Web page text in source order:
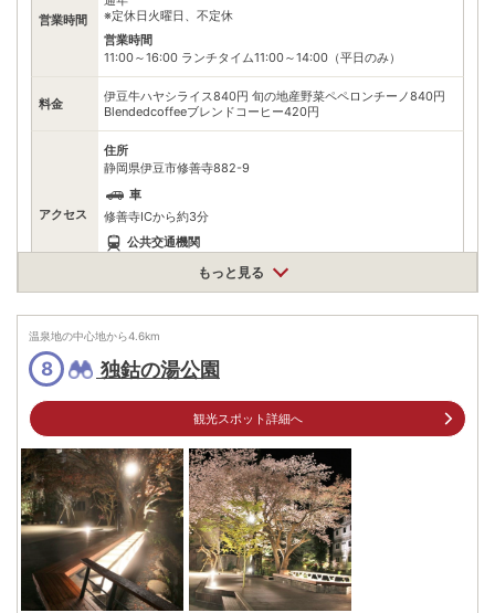
営業時間
※定休日火曜日、不定休
営業時間
11:00～16:00 ランチタイム11:00～14:00（平日のみ）
料金
伊豆牛ハヤシライス840円 旬の地産野菜ペペロンチーノ840円
Blendedcoffeeブレンドコーヒー420円
アクセス
住所
静岡県伊豆市修善寺882-9
車
修善寺ICから約3分
公共交通機関
伊豆箱根鉄道駿豆線修善寺駅より伊豆箱根バス修善寺温泉行きで
終点「修善寺温泉」バス停下車、徒歩約5分
駐車場 無料
電話番号 0558722500
問合せください。
※ 料金情報は税込・税抜表記が混ざっております。正しい金額はご利用前にご
自身でお問合せください。
もっと見る
温泉地の中心地から4.6km
8 独鈷の湯公園
観光スポット詳細へ